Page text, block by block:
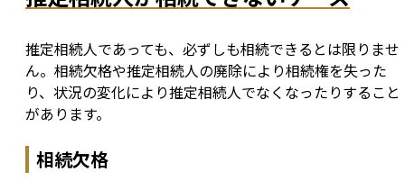
推定相続人であっても、必ずしも相続できるとは限りませ
ん。相続欠格や推定相続人の廃除により相続権を失った
り、状況の変化により推定相続人でなくなったりすること
があります。
相続欠格